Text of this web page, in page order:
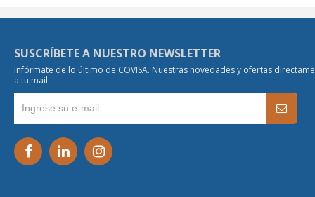
SUSCRÍBETE A NUESTRO NEWSLETTER
Infórmate de lo último de COVISA. Nuestras novedades y ofertas
a tu mail.